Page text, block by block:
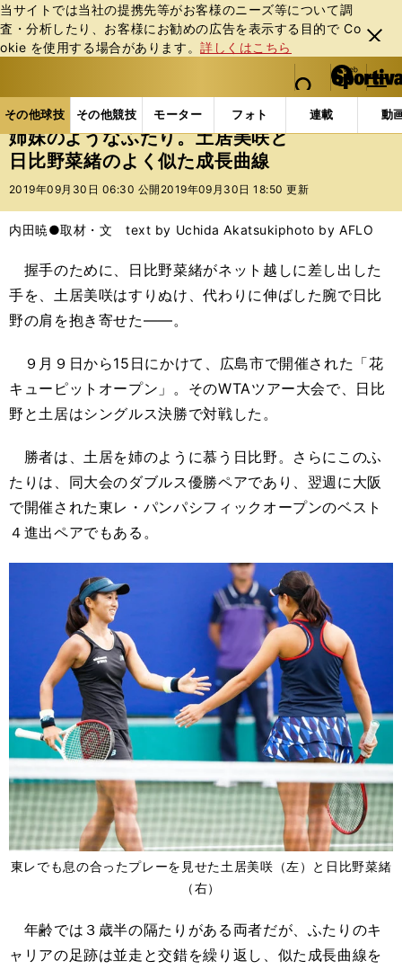
当サイトでは当社の提携先等がお客様のニーズ等について調
査・分析したり、お客様にお勧めの広告を表⽰する⽬的で Co
okie を使⽤する場合があります。詳しくはこちら
閉じ
る
web Sportiva (webスポルティーバ)
検索
マイペ
ー
ジ
メニュ
その他球技 その他競技 モーター フォト 連載 動
ス
ポ
ル
バ
その他球技の記事一覧 テニス 姉妹のようなふたり
姉妹のようなふたり。土居美咲と
日比野菜緒のよく似た成長曲線
2019年09月30日 06:30 公開 2019年09月30日 18:50 更新
内田暁●取材・文 text by Uchida Akatsukiphoto by AFLO
握手のために、日比野菜緒がネット越しに差し出した
手を、土居美咲はすりぬけ、代わりに伸ばした腕で日比
野の肩を抱き寄せた――。
９月９日から15日にかけて、広島市で開催された「花
キューピットオープン」。そのWTAツアー大会で、日比
野と土居はシングルス決勝で対戦した。
勝者は、土居を姉のように慕う日比野。さらにこのふ
たりは、同大会のダブルス優勝ペアであり、翌週に大阪
で開催された東レ・パンパシフィックオープンのベスト
４進出ペアでもある。
東レでも息の合ったプレーを見せた土居美咲（左）と日比野菜緒
（右）
年齢では３歳半の隔たりがある両者だが、ふたりのキ
ャリアの足跡は並走と交錯を繰り返し、似た成長曲線を